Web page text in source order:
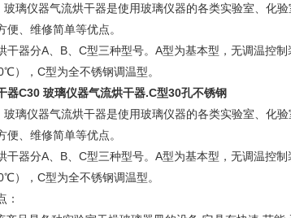
璃仪器气流烘干器是使用玻璃仪器的各类实验室、化验
便、维修简单等优点。
干器分A、B、C型三种型号。A型为基本型，无调温控
），C型为全不锈钢调温型。
器C30 玻璃仪器气流烘干器.C型30孔不锈钢
璃仪器气流烘干器是使用玻璃仪器的各类实验室、化验
便、维修简单等优点。
干器分A、B、C型三种型号。A型为基本型，无调温控
），C型为全不锈钢调温型。
：